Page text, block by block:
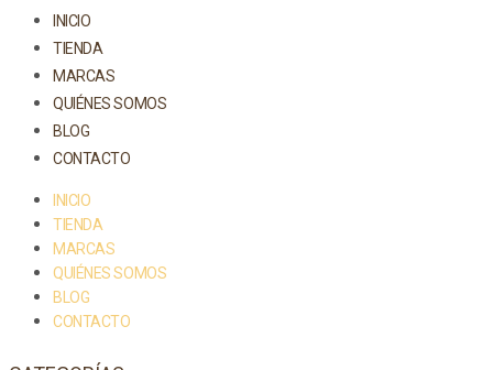
INICIO
TIENDA
MARCAS
QUIÉNES SOMOS
BLOG
CONTACTO
INICIO
TIENDA
MARCAS
QUIÉNES SOMOS
BLOG
CONTACTO